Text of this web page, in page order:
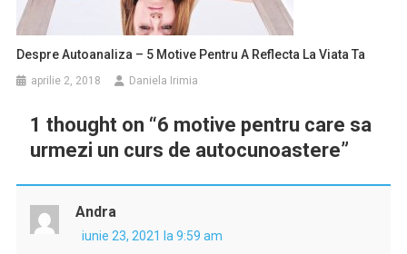
Despre Autoanaliza – 5 Motive Pentru A Reflecta La Viata Ta
aprilie 2, 2018 Daniela Irimia
1 thought on “6 motive pentru care sa
urmezi un curs de autocunoastere”
Andra
iunie 23, 2021 la 9:59 am